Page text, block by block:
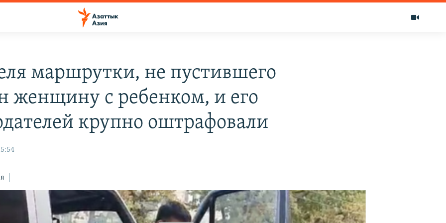
маршрутки, не пустившего
женщину с ребенком, и его
крупно оштрафовали